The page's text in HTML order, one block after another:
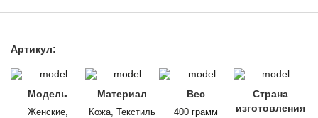
Артикул:
Модель
Женские,
Материал
Кожа, Текстиль
Вес
400 грамм
Страна
изготовления